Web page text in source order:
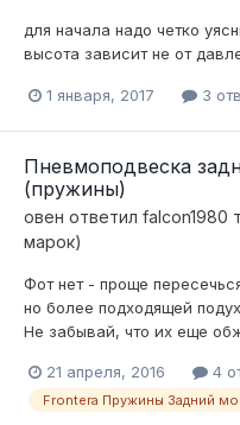
для начала надо четко
высота зависит не от
1 января, 2017 3
Пневмоподвеска
(пружины)
овен ответил falcon1980
марок)
Фот нет - проще
но более подходящей
Не забывай, что их еще
21 апреля, 2016 4
Frontera Пружины Задний